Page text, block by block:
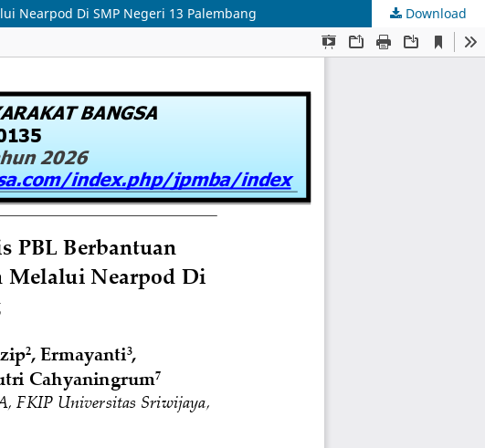
Nearpod Di SMP Negeri 13 Palembang Download